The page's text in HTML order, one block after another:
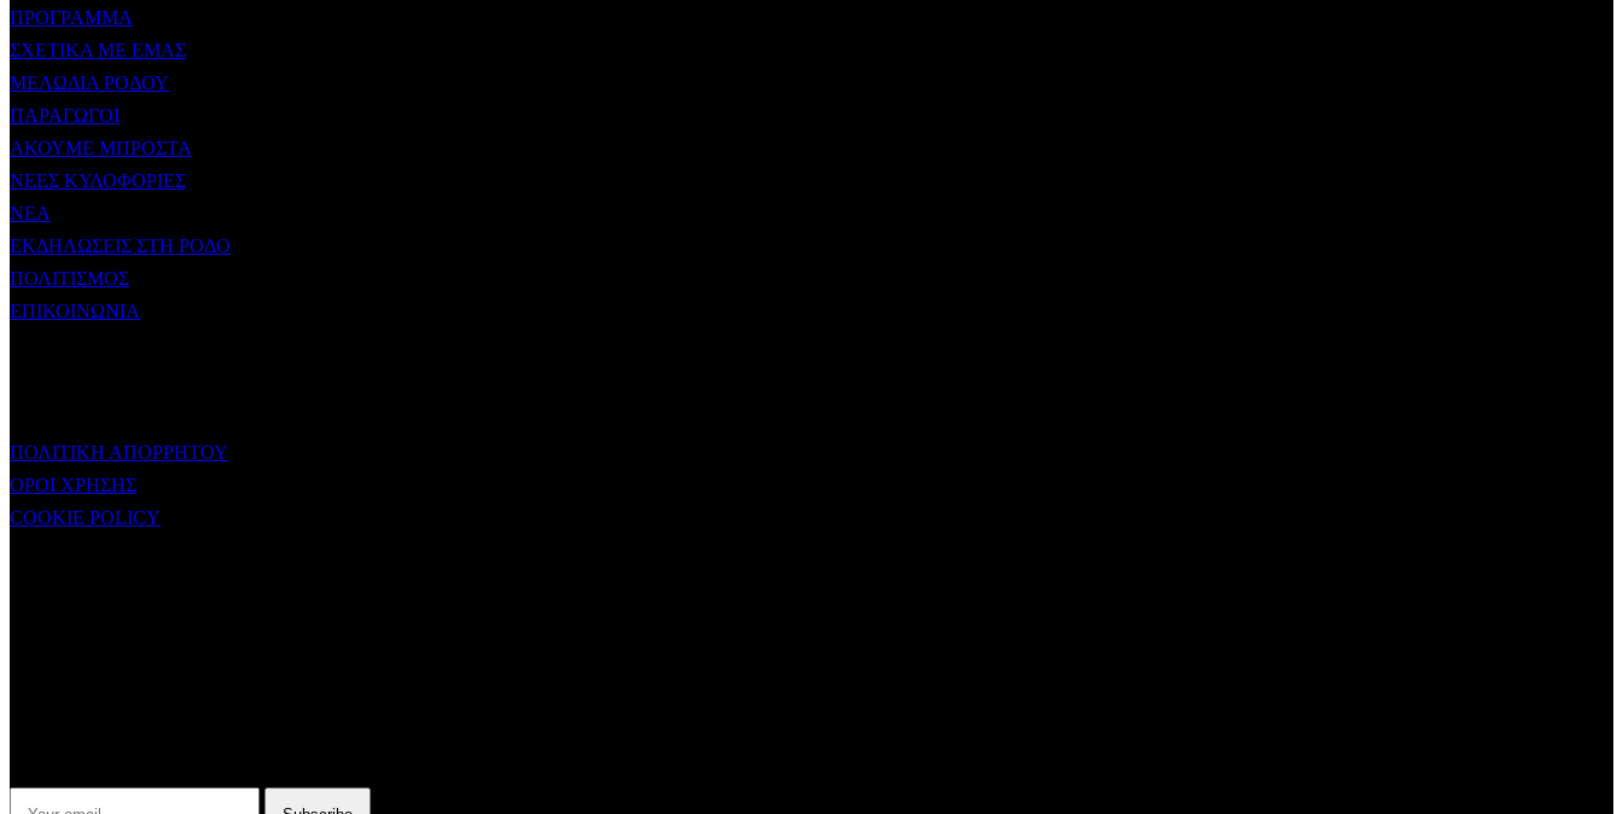
ΠΡΟΓΡΑΜΜΑ
ΣΧΕΤΙΚΑ ΜΕ ΕΜΑΣ
ΜΕΛΩΔΙΑ ΡΟΔΟΥ
ΠΑΡΑΓΩΓΟΙ
ΑΚΟΥΜΕ ΜΠΡΟΣΤΑ
ΝΕΕΣ ΚΥΛΟΦΟΡΙΕΣ
ΝΕΑ
ΕΚΔΗΛΩΣΕΙΣ ΣΤΗ ΡΟΔΟ
ΠΟΛΙΤΙΣΜΟΣ
ΕΠΙΚΟΙΝΩΝΙΑ
ΠΟΛΙΤΙΚΗ ΑΠΟΡΡΗΤΟΥ
ΟΡΟΙ ΧΡΗΣΗΣ
COOKIE POLICY